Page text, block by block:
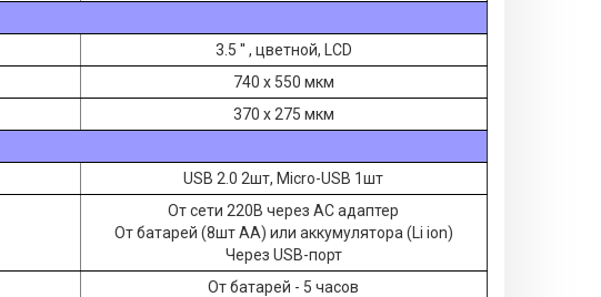
3.5 '' , цветной, LCD
740 х 550 мкм
370 х 275 мкм
USB 2.0 2шт, Micro-USB 1шт
От сети 220В через AC адаптер
От батарей (8шт АА) или аккумулятора (Li ion)
Через USB-порт
От батарей - 5 часов